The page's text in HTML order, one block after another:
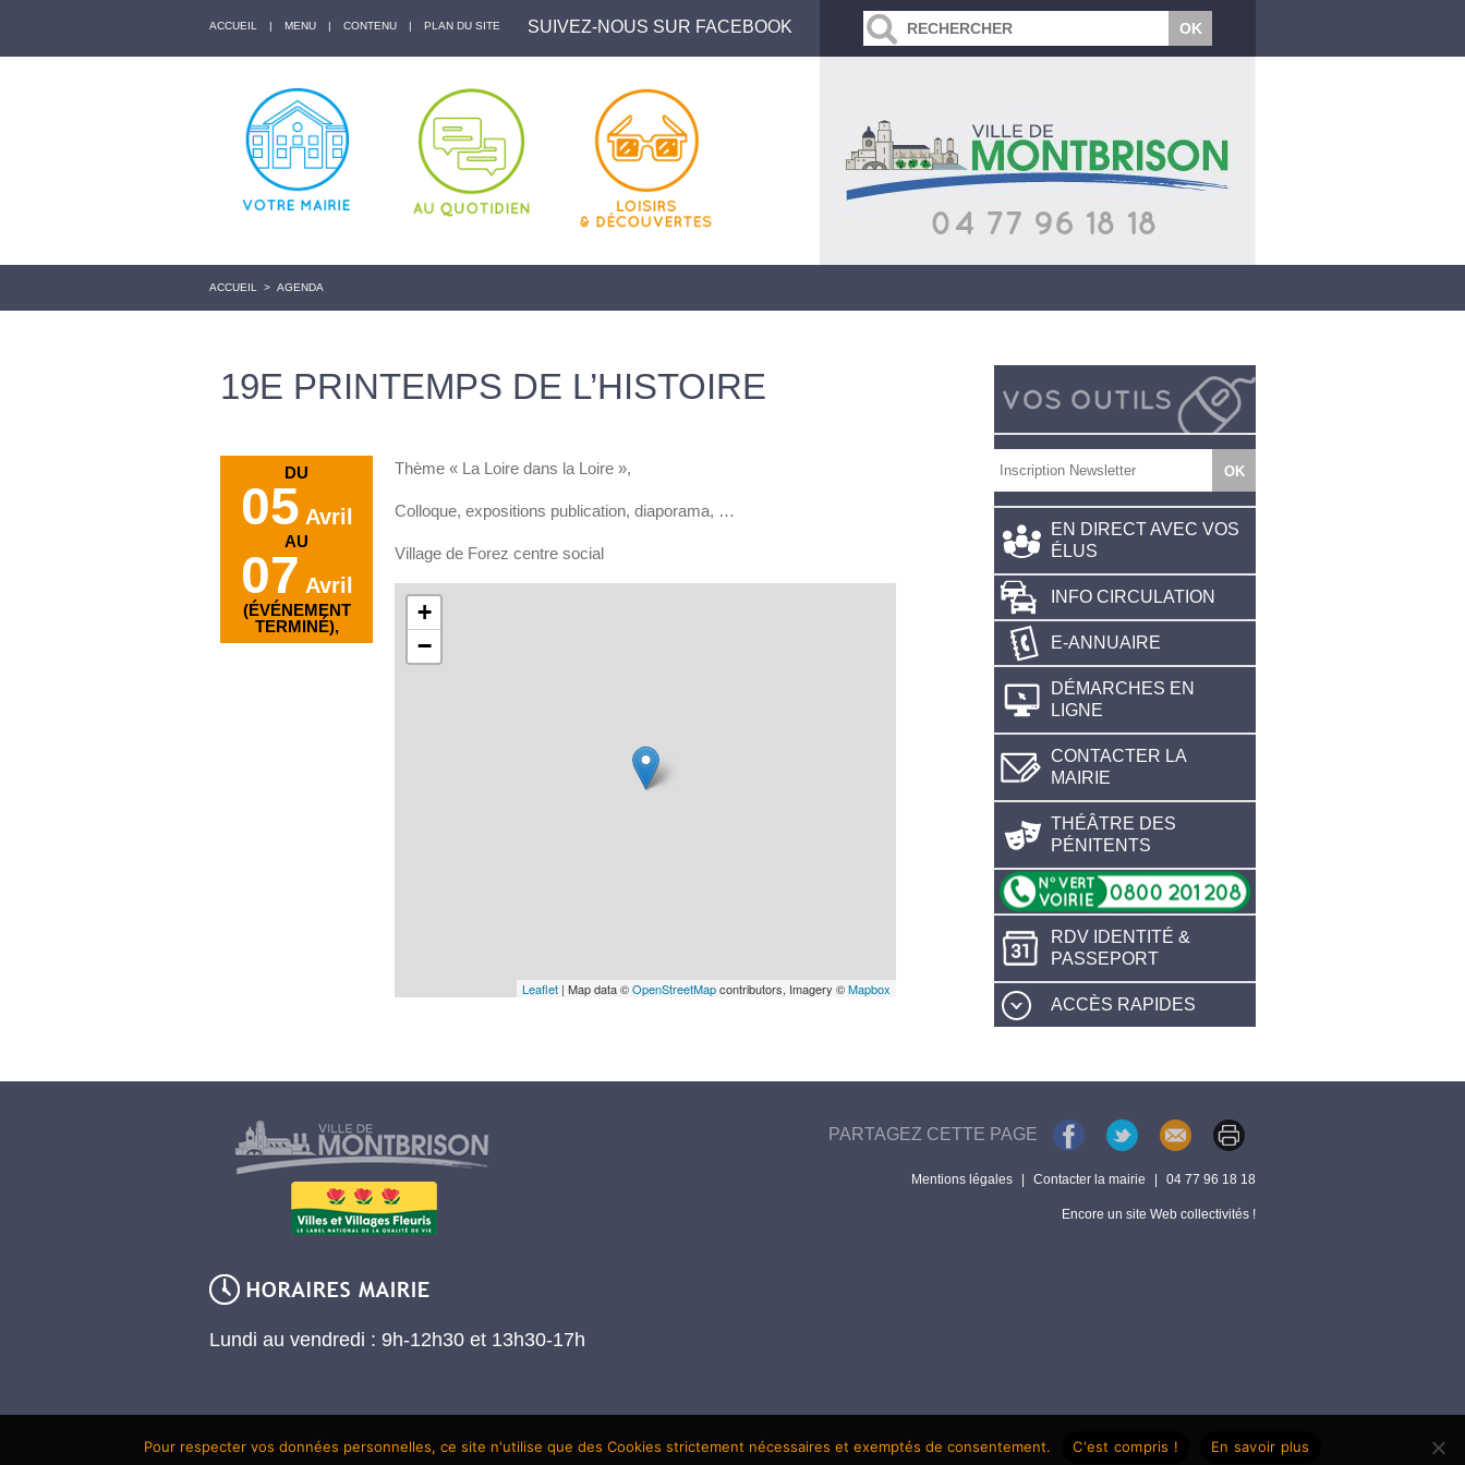
ACCUEIL | MENU | CONTENU | PLAN DU SITE SUIVEZ-NOUS SUR FACEBOOK
ACCUEIL > AGENDA
19E PRINTEMPS DE L’HISTOIRE
DU
05 Avril
AU
07 Avril
(ÉVÉNEMENT
TERMINÉ),
Thème « La Loire dans la Loire »,
Colloque, expositions publication, diaporama, …
Village de Forez centre social
+
−
Leaflet | Map data ©OpenStreetMapcontributors, Imagery ©Mapbox
EN DIRECT AVEC VOS
ÉLUS
INFO CIRCULATION
E-ANNUAIRE
DÉMARCHES EN
LIGNE
CONTACTER LA
MAIRIE
THÉÂTRE DES
PÉNITENTS
RDV IDENTITÉ &
PASSEPORT
ACCÈS RAPIDES
Lundi au vendredi : 9h-12h30 et 13h30-17h
PARTAGEZ CETTE PAGE
Mentions légales Contacter la mairie 04 77 96 18 18
Encore un site Web collectivités !
Pour respecter vos données personnelles, ce site n'utilise que des Cookies strictement nécessaires et exemptés de consentement. C'est compris ! En savoir plus